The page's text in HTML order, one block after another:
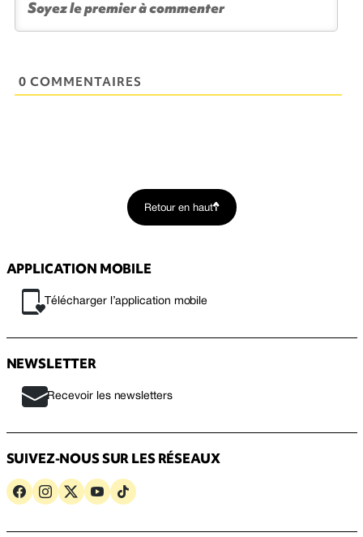
0 COMMENTAIRES
Retour en haut
APPLICATION MOBILE
Télécharger l’application mobile
NEWSLETTER
Recevoir les newsletters
SUIVEZ-NOUS SUR LES RÉSEAUX